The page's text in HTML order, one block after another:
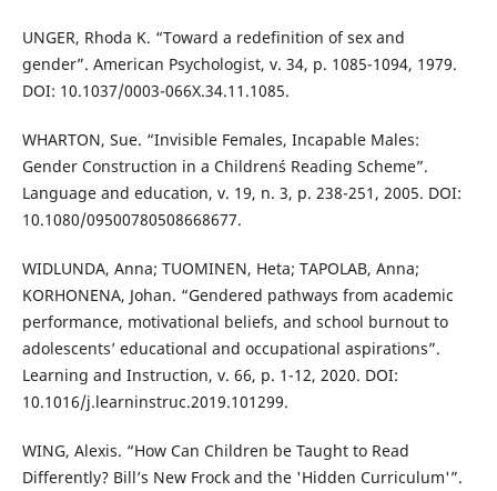
UNGER, Rhoda K. “Toward a redefinition of sex and
gender”. American Psychologist, v. 34, p. 1085-1094, 1979.
DOI: 10.1037/0003-066X.34.11.1085.
WHARTON, Sue. “Invisible Females, Incapable Males:
Gender Construction in a Children´s Reading Scheme”.
Language and education, v. 19, n. 3, p. 238-251, 2005. DOI:
10.1080/09500780508668677.
WIDLUNDA, Anna; TUOMINEN, Heta; TAPOLAB, Anna;
KORHONENA, Johan. “Gendered pathways from academic
performance, motivational beliefs, and school burnout to
adolescents’ educational and occupational aspirations”.
Learning and Instruction, v. 66, p. 1-12, 2020. DOI:
10.1016/j.learninstruc.2019.101299.
WING, Alexis. “How Can Children be Taught to Read
Differently? Bill’s New Frock and the 'Hidden Curriculum'”.